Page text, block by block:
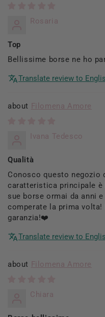
Rosaria
Top
Bellissime borse ne ho
Translate review to
Filomena Amore
Ivana Tedesco
Qualità
Conosco questo negozio
caratteristica principale è
sue borse ormai da anni
comperate la prima volta!
garanzia!❤️
Translate review to
Filomena Amore
Chiara